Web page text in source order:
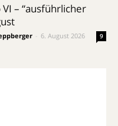
– “ausführlicher
6. August 2026 9